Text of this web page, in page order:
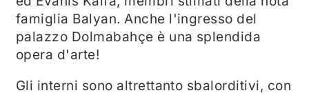
famiglia Balyan. Anche l'ingresso del
palazzo Dolmabahçe è una splendida
opera d'arte!
Gli interni sono altrettanto sbalorditivi, con